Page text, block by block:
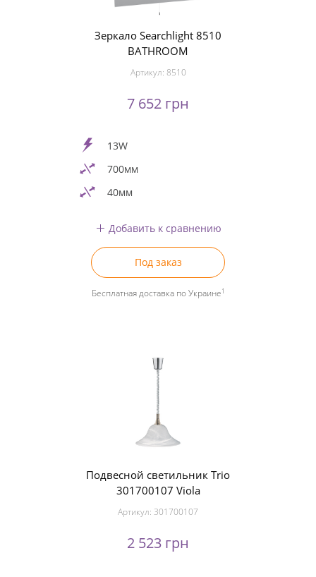
Зеркало Searchlight 8510
BATHROOM
Артикул: 8510
7 652 грн
13W
700мм
40мм
Добавить к сравнению
Под заказ
Бесплатная доставка по Украине1
Подвесной светильник Trio
301700107 Viola
Артикул: 301700107
2 523 грн